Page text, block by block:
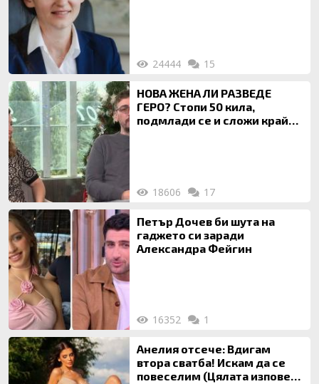
24444 15
НОВА ЖЕНА ЛИ РАЗВЕДЕ
ГЕРО? Стопи 50 кила,
подмлади се и сложи край
18606 17
Петър Дочев би шута на
гаджето си заради
Александра Фейгин
16352 1
Анелия отсече: Вдигам
втора сватба! Искам да се
повеселим (Цялата изповед